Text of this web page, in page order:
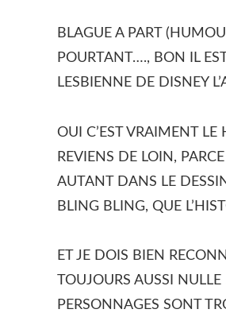
BLAGUE A PART
POURTANT…., BON IL
LESBIENNE DE DISNEY
OUI C’EST VRAIMENT
REVIENS DE LOIN,
AUTANT DANS LE
BLING BLING, QUE
ET JE DOIS BIEN
TOUJOURS AUSSI
PERSONNAGES SONT